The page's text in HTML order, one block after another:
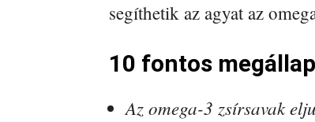
segíthetik az agyat az
10 fontos
Az omega-3 zsírsavak